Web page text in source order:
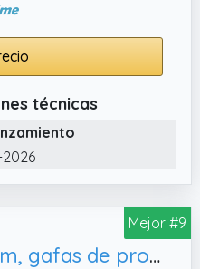
técnicas
Mejor #9
4 gafas de solárium, gafas de protección láser para depilación IPL y terapia infrarroja